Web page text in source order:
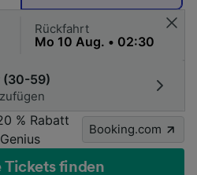
Rückfahrt
(30-59)
% Rabatt
Booking.com
Tickets finden